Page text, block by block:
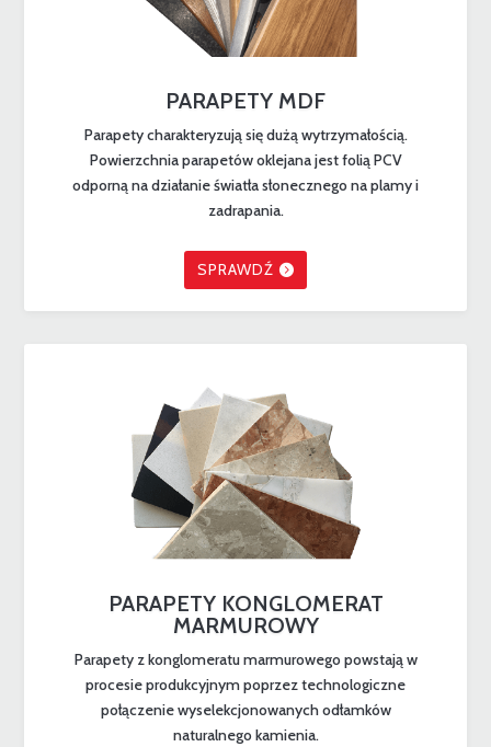
PARAPETY MDF
Parapety charakteryzują się dużą wytrzymałością.
Powierzchnia parapetów oklejana jest folią PCV
odporną na działanie światła słonecznego na plamy i
zadrapania.
SPRAWDŹ
PARAPETY KONGLOMERAT
MARMUROWY
Parapety z konglomeratu marmurowego powstają w
procesie produkcyjnym poprzez technologiczne
połączenie wyselekcjonowanych odłamków
naturalnego kamienia.